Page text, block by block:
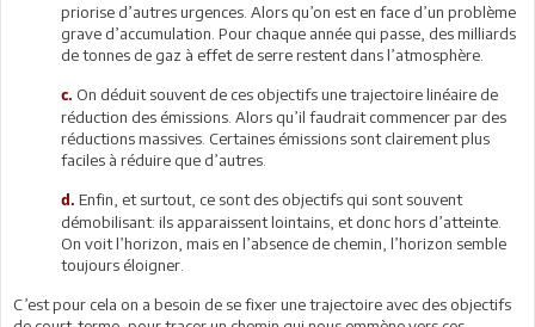
priorise d’autres urgences. Alors qu’on est en face d’un problème
grave d’accumulation. Pour chaque année qui passe, des milliards
de tonnes de gaz à effet de serre restent dans l’atmosphère.
c. On déduit souvent de ces objectifs une trajectoire linéaire de
réduction des émissions. Alors qu’il faudrait commencer par des
réductions massives. Certaines émissions sont clairement plus
faciles à réduire que d’autres.
d. Enfin, et surtout, ce sont des objectifs qui sont souvent
démobilisant: ils apparaissent lointains, et donc hors d’atteinte.
On voit l’horizon, mais en l’absence de chemin, l’horizon semble
toujours éloigner.
C’est pour cela on a besoin de se fixer une trajectoire avec des objectifs